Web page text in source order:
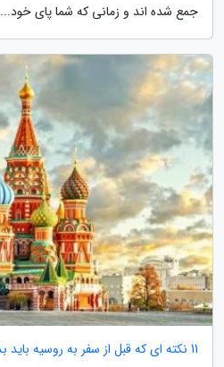
جمع شده اند و زمانی که شما پای خود...
11 نکته ای که قبل از سفر به روسیه باید بدانید